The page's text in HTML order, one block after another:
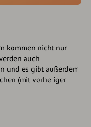
kommen nicht nur
auch
und es gibt außerdem
(mit vorheriger